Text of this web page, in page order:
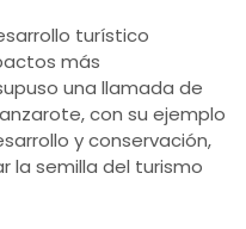
turístico
más
una llamada de
con su ejemplo
y conservación,
la semilla del turismo